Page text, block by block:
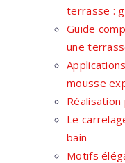
terrasse :
Guide
une
mousse
Réalisation
Le
bain
Motifs